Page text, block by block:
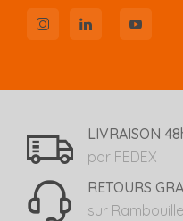
LIVRAISON
par FEDEX
RETOURS
sur